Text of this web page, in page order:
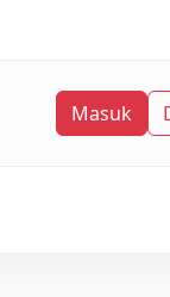
Masuk